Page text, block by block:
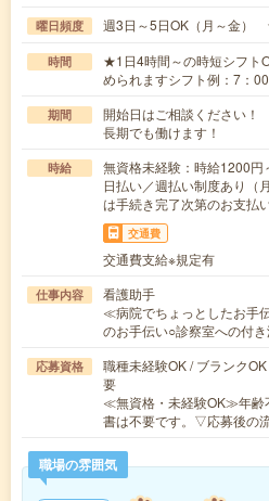
曜日頻度 週3日～5日OK（月～金）
時間
★1日4時間～の時短シフト
められますシフト例：7：
期間
開始日はご相談ください
長期でも働けます！
時給
無資格未経験：時給1200
日払い／週払い制度あり（
は手続き完了次第のお支払
交通費
交通費支給※規定有
仕事内容
看護助手
≪病院でちょっとしたお手
のお手伝い○診察室への付
応募資格
職種未経験OK / ブランク
要
≪無資格・未経験OK≫年
書は不要です。▽応募後の
職場の雰囲気